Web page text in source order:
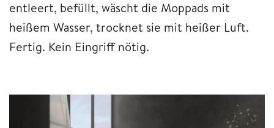
entleert, befüllt, wäscht die Moppads mit
heißem Wasser, trocknet sie mit heißer Luft.
Fertig. Kein Eingriff nötig.